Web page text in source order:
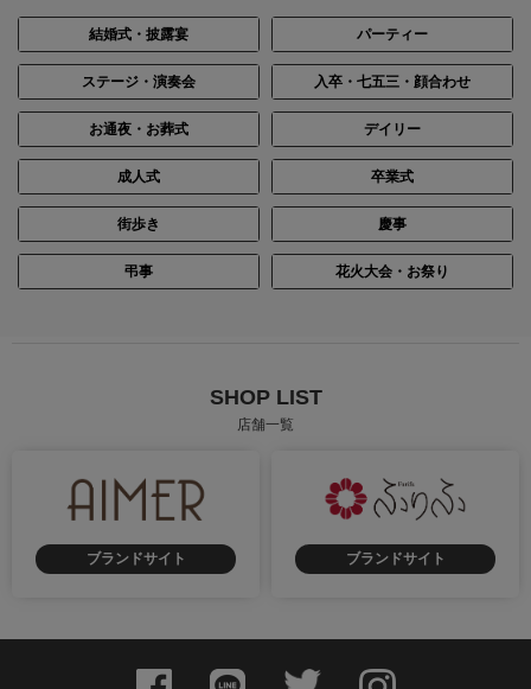
結婚式・披露宴 パーティー
ステージ・演奏会 入卒・七五三・顔合わせ
お通夜・お葬式 デイリー
成人式 卒業式
街歩き 慶事
弔事 花火大会・お祭り
SHOP LIST
店舗一覧
ブランドサイト ブランドサイト